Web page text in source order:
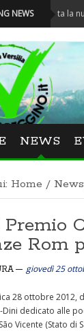
NEWSla nuova
NEWS
Home / News
Premio
Rom
giovedì 25
28 ottobre 2012,
Dini dedicato alle
Vicente (Stato di